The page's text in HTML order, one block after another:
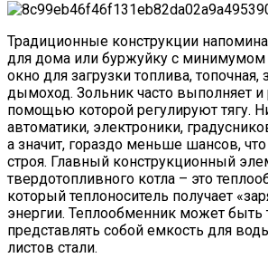
Традиционные конструкции
для дома или буржуйку с минимумом
окно для загрузки топлива, топочная,
дымоход. Зольник часто выполняет и
помощью которой регулируют тягу.
автоматики, электроники,
а значит, гораздо меньше шансов,
строя. Главный конструкционный
твердотопливного котла – это
который теплоноситель получает
энергии. Теплообменник может быть
представлять собой емкость для
листов стали.